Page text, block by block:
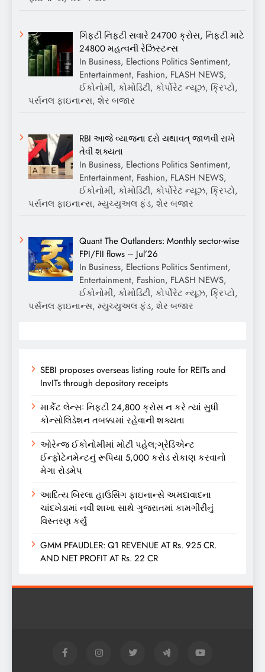
ગિફ્ટી નિફ્ટી સવારે 24700 ક્રોસ, નિફ્ટી માટે
24800 મહત્વની રેઝિસ્ટન્સ
In Business, Elections Politics Sentiment,
Entertainment, Fashion, FLASH NEWS,
ઈકોનોમી, કોમોડિટી, કોર્પોરેટ ન્યૂઝ, ક્રિપ્ટો,
પર્સનલ ફાઇનાન્સ, શેર બજાર
RBI આજે વ્યાજના દરો યથાવત્ જાળવી રાખે
તેવી શક્યતા
In Business, Elections Politics Sentiment,
Entertainment, Fashion, FLASH NEWS,
ઈકોનોમી, કોમોડિટી, કોર્પોરેટ ન્યૂઝ, ક્રિપ્ટો,
પર્સનલ ફાઇનાન્સ, મ્યુચ્યુઅલ ફંડ, શેર બજાર
Quant The Outlanders: Monthly sector-wise
FPI/FII flows – Jul’26
In Business, Elections Politics Sentiment,
Entertainment, Fashion, FLASH NEWS,
ઈકોનોમી, કોમોડિટી, કોર્પોરેટ ન્યૂઝ, ક્રિપ્ટો,
પર્સનલ ફાઇનાન્સ, મ્યુચ્યુઅલ ફંડ, શેર બજાર
SEBI proposes overseas listing route for REITs and
InvITs through depository receipts
માર્કેટ લેન્સઃ નિફ્ટી 24,800 ક્રોસ ન કરે ત્યાં સુધી
કોન્સોલિડેશન તબક્કામાં રહેવાની શક્યતા
ઓરેન્જ ઈકોનોમીમાં મોટી પહેલ;ગ્રેડિએન્ટ
ઈન્ફોટેનમેન્ટનું રૂપિયા 5,000 કરોડ રોકાણ કરવાનો
મેગા રોડમેપ
આદિત્ય બિરલા હાઉસિંગ ફાઇનાન્સે અમદાવાદના
ચાંદખેડામાં નવી શાખા સાથે ગુજરાતમાં કામગીરીનું
વિસ્તરણ કર્યું
GMM PFAUDLER: Q1 REVENUE AT Rs. 925 CR.
AND NET PROFIT AT Rs. 22 CR